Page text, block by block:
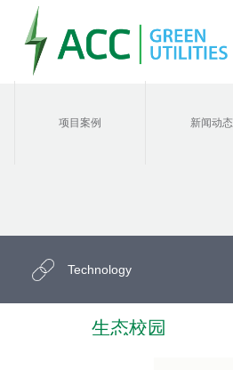
项目案例 新闻动态
Technology
生态校园